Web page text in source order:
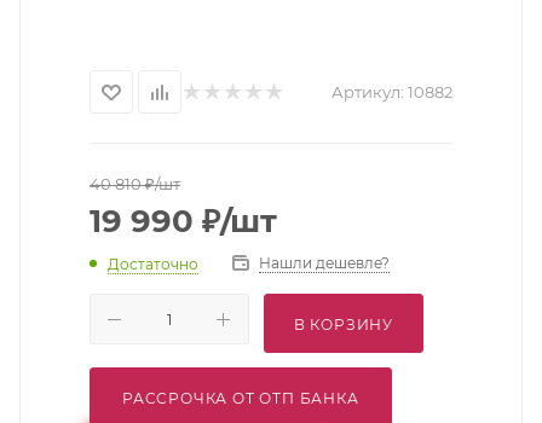
Артикул: 10882
40 810₽/шт
19 990 ₽/шт
Достаточно Нашли дешевле?
В КОРЗИНУ
РАССРОЧКА ОТ ОТП БАНКА